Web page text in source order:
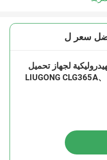
سعر ل
لجهاز تحميل
العجلات لـ LIUGONG CLG365A、